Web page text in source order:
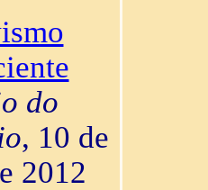
do
, 10 de
2012